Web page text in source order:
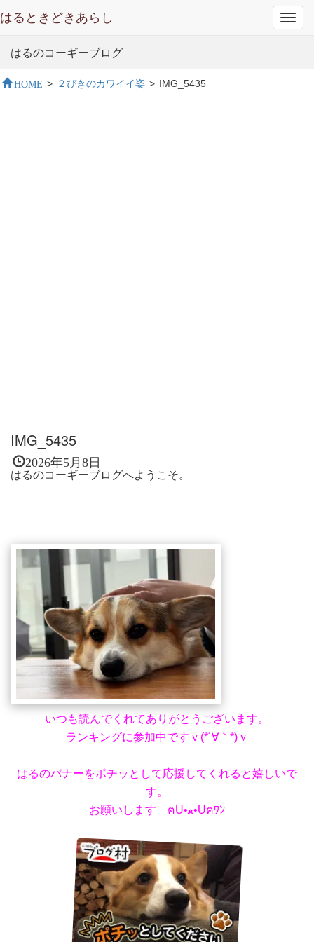
はるときどきあらし
はるのコーギーブログ
HOME > ２ぴきのカワイイ姿 > IMG_5435
IMG_5435
2026年5月8日
はるのコーギーブログへようこそ。
いつも読んでくれてありがとうございます。
ランキングに参加中ですｖ(*´∀｀*)ｖ
はるのバナーをポチッとして応援してくれると嬉しいで
す。
お願いします ฅU•ﻌ•Uฅﾜﾝ